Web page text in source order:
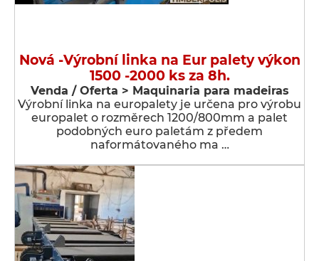
Nová -Výrobní linka na Eur palety výkon
1500 -2000 ks za 8h.
Venda / Oferta > Maquinaria para madeiras
Výrobní linka na europalety je určena pro výrobu
europalet o rozměrech 1200/800mm a palet
podobných euro paletám z předem
naformátovaného ma …